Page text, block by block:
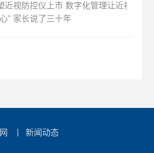
近视防控仪上市 数字化管理让近视防控
” 家长说了三十年
新闻动态